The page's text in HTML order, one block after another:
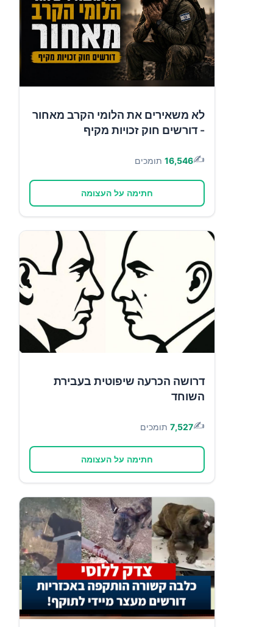
לא משאירים את הלומי הקרב מאחור
- דורשים חוק זכויות מקיף
✍️
16,546 תומכים
חתימה על העצומה
דרושה הכרעה שיפוטית בעבירת
השוחד
✍️
7,527 תומכים
חתימה על העצומה